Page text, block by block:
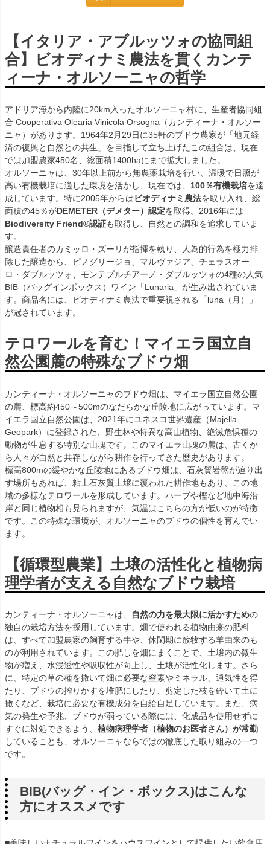
【イタリア・アブルッツォの協同組
合】ビオディナミ農法を貫くカンテ
ィーナ・オルソーニャの哲学
アドリア海から内陸に20km入ったオルソーニャ村に、生産者協同組
合 Cooperativa Olearia Vinicola Orsogna（カンティーナ・オルソー
ニャ）があります。1964年2月29日に35軒のブドウ農家が「地元経
済の復興と自然との共生」を目指して立ち上げたこの組合は、現在
では加盟農家450名、総面積1400haにまで拡大しました。
オルソーニャは、30年以上前から無農薬栽培を行い、温暖で日照が
高い有機栽培に適した環境を活かし、現在では、 100％有機栽培を達
成しています。特に2005年からはビオディナミ農法を取り入れ、総
面積の45％がDEMETER（デメター）認定を取得。2016年には
Biodiversity Friend®認証も取得し、自然との調和を追求していま
す。
醸造責任者のカミッロ・ズーリが指揮を執り、人為的行為を極力排
除した醸造から、ピノグリージョ、マルヴァジア、チェラスオー
ロ・ダブルッツォ、モンテプルチアーノ・ダブルッツォの4種の人気
BIB（バッグインボックス）ワイン「Lunaria」が生み出されていま
す。商品名には、ビオディナミ農法で重要視される「luna（月）」
が冠されています。
テロワールを育む！マイエラ国立自
然公園麓の特殊なブドウ畑
カンティーナ・オルソーニャのブドウ畑は、マイエラ国立自然公園
の麓、標高約450～500mのなだらかな丘陵地に広がっています。マ
イエラ国立自然公園は、2021年にユネスコ世界遺産（Majella
Geopark）に登録された、野生林や特異な高山植物、絶滅危惧種の
動物が生息する特別な山塊です。このマイエラ山塊の麓は、古くか
ら人々が自然と共存しながら耕作を行ってきた歴史があります。
標高800mの緩やかな丘陵地にあるブドウ畑は、石灰質岩盤が迫り出
す場所もあれば、粘土石灰質土壌に覆われた耕作地もあり、この地
域の多様なテロワールを形成しています。ハーブや樫など地中海沿
岸と同じ植物相も見られますが、気温はこちらの方が低いのが特徴
です。この特殊な環境が、オルソーニャのブドウの個性を育んでい
ます。
【循環型農業】土壌の活性化と植物病
理学者が支える自然なブドウ栽培
カンティーナ・オルソーニャは、 自然の力を最大限に活かすための
独自の栽培方法を採用しています。畑で使われる植物由来の肥料
は、すべて加盟農家の飼育する牛や、休閑期に放牧する羊由来のも
のが利用されています。この肥しを畑にまくことで、土壌内の微生
物が増え、水浸透性や吸収性が向上し、土壌が活性化します。さら
に、特定の草の種を撒いて畑に必要な窒素やミネラル、通気性を得
たり、ブドウの搾りかすを堆肥にしたり、剪定した枝を砕いて土に
撒くなど、栽培に必要な有機成分を自給自足しています。また、病
気の発生や予兆、ブドウが弱っている際には、化成品を使用せずに
すぐに対処できるよう、 植物病理学者（植物のお医者さん）が常勤
していることも、オルソーニャならではの徹底した取り組みの一つ
です。
BIB(バッグ・イン・ボックス)はこんな
方にオススメです